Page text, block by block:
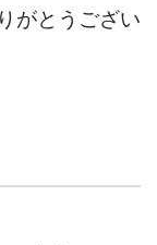
がとうござい